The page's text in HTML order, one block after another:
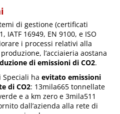
di gestione (certificati
IATF 16949, EN 9100, e ISO
i processi relativi alla
l’acciaieria aostana
di emissioni di CO2.
Speciali haevitato emissioni
di CO2: 13mila665 tonnellate
e a km zero e 3mila511
dall’azienda alla rete di